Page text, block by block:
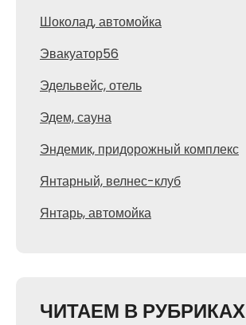
Шоколад, автомойка
Эвакуатор56
Эдельвейс, отель
Эдем, сауна
Эндемик, придорожный комплекс
Янтарный, велнес-клуб
Янтарь, автомойка
ЧИТАЕМ В РУБРИКАХ